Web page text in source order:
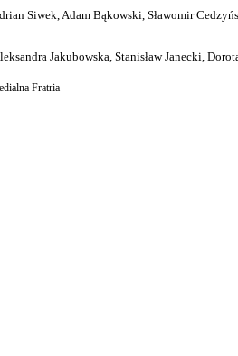
Siwek, Adam Bąkowski, Sławomir
Jakubowska, Stanisław Janecki,
Fratria